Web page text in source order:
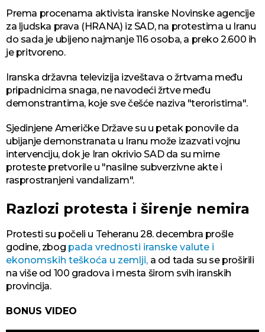
Prema procenama aktivista iranske Novinske agencije
za ljudska prava (HRANA) iz SAD, na protestima u Iranu
do sada je ubijeno najmanje 116 osoba, a preko 2.600 ih
je pritvoreno.
Iranska državna televizija izveštava o žrtvama među
pripadnicima snaga, ne navodeći žrtve među
demonstrantima, koje sve češće naziva "teroristima".
Sjedinjene Američke Države su u petak ponovile da
ubijanje demonstranata u Iranu može izazvati vojnu
intervenciju, dok je Iran okrivio SAD da su mirne
proteste pretvorile u "nasilne subverzivne akte i
rasprostranjeni vandalizam".
Razlozi protesta i širenje nemira
Protesti su počeli u Teheranu 28. decembra prošle
godine, zbog pada vrednosti iranske valute i
ekonomskih teškoća u zemlji, a od tada su se proširili
na više od 100 gradova i mesta širom svih iranskih
provincija.
BONUS VIDEO